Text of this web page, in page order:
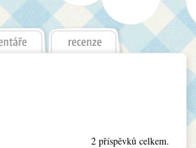
2 příspěvků celkem.